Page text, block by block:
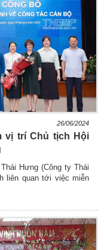
26/06/2024
vị trí Chủ tịch Hội
Hưng (Công ty Thái
liên quan tới việc miễn